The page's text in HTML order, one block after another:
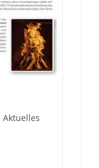
Aktuelles